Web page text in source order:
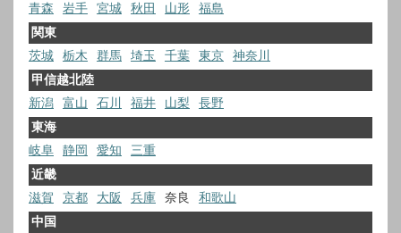
青森
岩手 宮城 秋田 山形
福島
関東
茨城
栃木 群馬 埼玉 千葉 東京
神奈川
甲信越北陸
新潟
富山 石川 福井 山梨
長野
東海
岐阜
静岡 愛知
三重
近畿
滋賀
京都 大阪 兵庫 奈良
和歌山
中国